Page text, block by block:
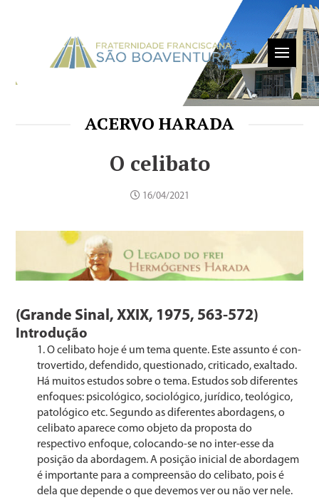
ACERVO HARADA
O celibato
16/04/2021
(Grande Sinal, XXIX, 1975, 563-572)
Introdução
O celibato hoje é um tema quente. Este assunto é con­
trovertido, defendido, questionado, criticado, exaltado.
Há muitos estudos sobre o tema. Estudos sob diferentes
en­foques: psicológico, sociológico, jurídico, teológico,
patoló­gico etc. Segundo as diferentes abordagens, o
celibato apa­rece como objeto da proposta do
respectivo enfoque, co­locando-se no inter-esse da
posição da abordagem. A po­sição inicial de abordagem
é importante para a compreen­são do celibato, pois é
dela que depende o que devemos ver ou não ver nele.